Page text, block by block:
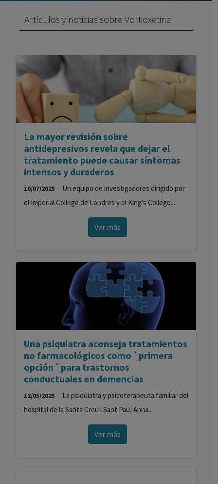
Artículos y noticias sobre Vortioxetina
La mayor revisión sobre
antidepresivos revela que dejar el
tratamiento puede causar síntomas
intensos y duraderos
10/07/2025 · Un equipo de investigadores dirigido por
el Imperial College de Londres y el King's College...
Ver más
Una psiquiatra aconseja tratamientos
no farmacológicos como `primera
opción´ para trastornos
conductuales en demencias
12/05/2025 · La psiquiatra y psicoterapeuta familiar del
hospital de la Santa Creu i Sant Pau, Anna...
Ver más